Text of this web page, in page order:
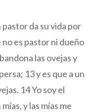
pastor da su vida por
no es pastor ni dueño
las ovejas y
13y es que a un
14Yo soy el
y las mías me